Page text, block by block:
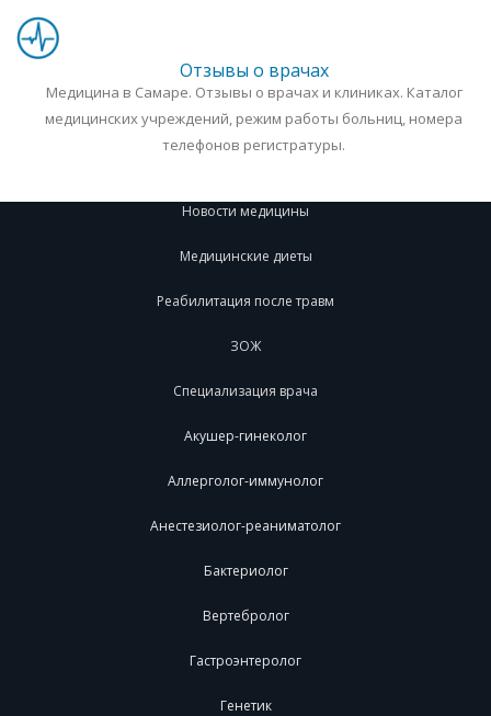
Отзывы о врачах
Медицина в Самаре. Отзывы о врачах и клиниках. Каталог
медицинских учреждений, режим работы больниц, номера
телефонов регистратуры.
Новости медицины
Медицинские диеты
Реабилитация после травм
ЗОЖ
Специализация врача
Акушер-гинеколог
Аллерголог-иммунолог
Анестезиолог-реаниматолог
Бактериолог
Вертебролог
Гастроэнтеролог
Генетик